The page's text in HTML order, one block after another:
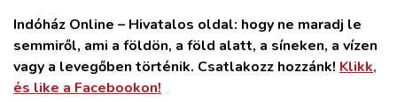
Indóház Online – Hivatalos oldal: hogy ne maradj le
semmiről, ami a földön, a föld alatt, a síneken, a vízen
vagy a levegőben történik. Csatlakozz hozzánk! Klikk,
és like a Facebookon!